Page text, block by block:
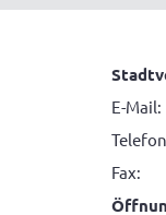
E-
Fax: